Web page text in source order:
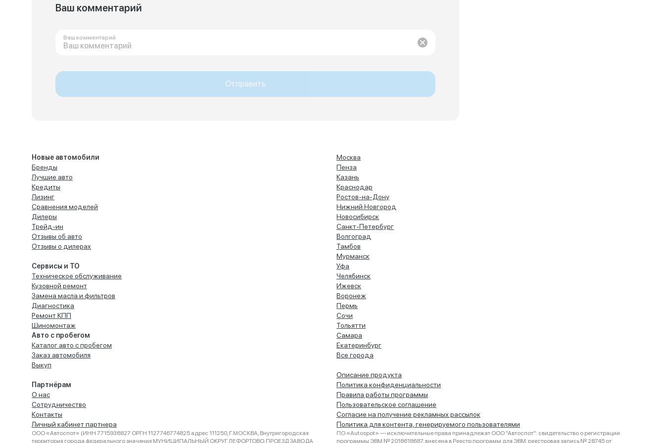
Ваш комментарий
Ваш комментарий
Отправить
Новые автомобили
Бренды
Лучшие авто
Кредиты
Лизинг
Сравнения моделей
Дилеры
Трейд-ин
Отзывы об авто
Отзывы о дилерах
Сервисы и ТО
Техническое обслуживание
Кузовной ремонт
Замена масла и фильтров
Диагностика
Ремонт КПП
Шиномонтаж
Авто с пробегом
Каталог авто с пробегом
Заказ автомобиля
Выкуп
Партнёрам
О нас
Сотрудничество
Контакты
Личный кабинет партнера
Москва
Пенза
Казань
Краснодар
Ростов-на-Дону
Нижний Новгород
Новосибирск
Санкт-Петербург
Волгоград
Тамбов
Мурманск
Уфа
Челябинск
Ижевск
Воронеж
Пермь
Сочи
Тольятти
Самара
Екатеринбург
Все города
Описание продукта
Политика конфиденциальности
Правила работы программы
Пользовательское соглашение
Согласие на получение рекламных рассылок
Политика для контента, генерируемого пользователями
ООО «Автоспот» (ИНН 7715936827 ОРГН 1127746774825 адрес 111250, Г.МОСКВА, Внутригородская
территория города федерального значения МУНИЦИПАЛЬНЫЙ ОКРУГ ЛЕФОРТОВО, ПРОЕЗД ЗАВОДА
ПО «Autospot» — исключительные права принадлежат ООО "Автоспот": свидетельство о регистрации
программы ЭВМ № 2018618687, внесена в Реестр программ для ЭВМ, реестровая запись № 28745 от